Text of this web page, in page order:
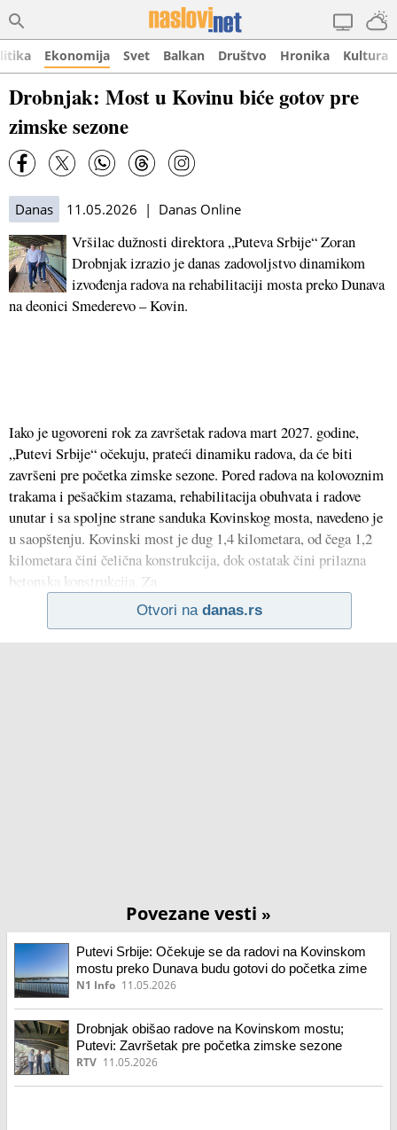
Ekonomija Svet Balkan Društvo Hronika Kultura
Drobnjak: Most u Kovinu biće gotov pre
zimske sezone
Danas 11.05.2026 | Danas Online
Vršilac dužnosti direktora „Puteva Srbije“ Zoran
Drobnjak izrazio je danas zadovoljstvo dinamikom
izvođenja radova na rehabilitaciji mosta preko Dunava
na deonici Smederevo – Kovin.
Iako je ugovoreni rok za završetak radova mart 2027. godine,
„Putevi Srbije“ očekuju, prateći dinamiku radova, da će biti
završeni pre početka zimske sezone. Pored radova na kolovoznim
trakama i pešačkim stazama, rehabilitacija obuhvata i radove
unutar i sa spoljne strane sanduka Kovinskog mosta, navedeno je
u saopštenju. Kovinski most je dug 1,4 kilometara, od čega 1,2
kilometara čini čelična konstrukcija, dok ostatak čini prilazna
betonska konstrukcija. Za
Otvori na danas.rs
Povezane vesti »
Putevi Srbije: Očekuje se da radovi na Kovinskom
mostu preko Dunava budu gotovi do početka zime
N1 Info 11.05.2026
Drobnjak obišao radove na Kovinskom mostu;
Putevi: Završetak pre početka zimske sezone
RTV 11.05.2026